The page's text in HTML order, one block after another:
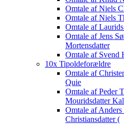
Omtale af Niels
Omtale af Niels
Omtale af
Omtale af Jens
Mortensdatter
Omtale af Svend
10x Tipoldeforældre
Omtale af
Quie
Omtale af Peder
Mouridsdatter
Omtale af Anders
Christiansdatter (